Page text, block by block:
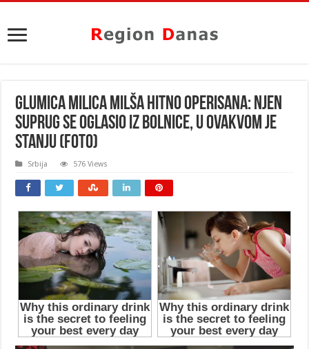
GLUMICA MILICA MILŠA HITNO OPERISANA: Njen
suprug se oglasio iz bolnice, U OVAKVOM JE
STANJU (FOTO)
Srbija 576 Views